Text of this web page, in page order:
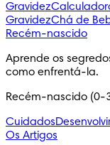
Gravidez
GravidezChá de
Recém-nascido
Aprende os
como enfrentá-la.
Recém-nascido (0-
Cuidados
Os Artigos